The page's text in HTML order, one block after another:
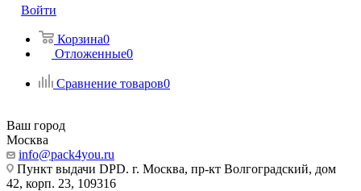
Войти
Корзина0
Отложенные0
Сравнение товаров0
Ваш город
Москва
info@pack4you.ru
Пункт выдачи DPD. г. Москва, пр-кт Волгоградский, дом
42, корп. 23, 109316